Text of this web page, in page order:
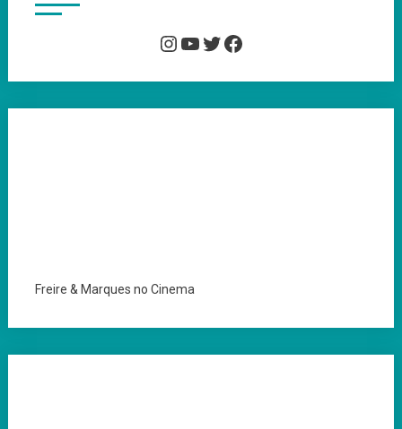
Instagram
YouTube
Twitter
Facebook
Freire & Marques no Cinema